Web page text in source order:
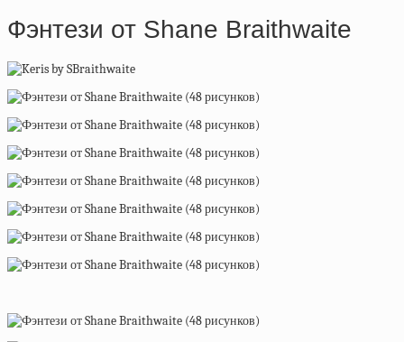
Фэнтези от Shane Braithwaite